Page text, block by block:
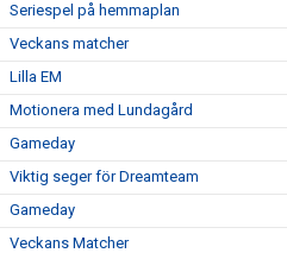
Seriespel på hemmaplan
Veckans matcher
Lilla EM
Motionera med Lundagård
Gameday
Viktig seger för Dreamteam
Gameday
Veckans Matcher